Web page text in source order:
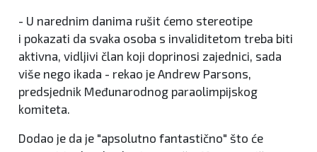
- U narednim danima rušit ćemo stereotipe
i pokazati da svaka osoba s invaliditetom treba biti
aktivna, vidljivi član koji doprinosi zajednici, sada
više nego ikada - rekao je Andrew Parsons,
predsjednik Međunarodnog paraolimpijskog
komiteta.
Dodao je da je "apsolutno fantastično" što će